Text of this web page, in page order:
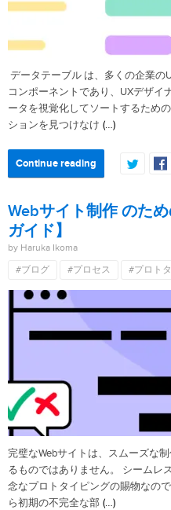
データテーブル は、多くの企業の
コンポーネントであり、UXデザイ
ータを視覚化してソートするため
ションを見つけなけ (…)
Continue reading
Webサイト制作 のた
ガイド】
by Haruka Ikoma
#ブログ
#プロセス #プロト
完璧なWebサイトは、スムーズな
るものではありません。 シームレ
念なプロトタイピングの賜物なの
ら初期の不完全な部 (…)